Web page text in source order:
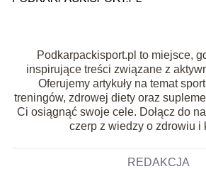
Podkarpackisport.pl to miejsce,
inspirujące treści związane z
Oferujemy artykuły na temat
treningów, zdrowej diety oraz
Ci osiągnąć swoje cele. Dołącz do
czerp z wiedzy o zdrowiu i
REDAKCJA